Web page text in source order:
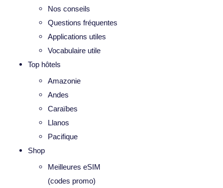
Nos conseils
Questions fréquentes
Applications utiles
Vocabulaire utile
Top hôtels
Amazonie
Andes
Caraïbes
Llanos
Pacifique
Shop
Meilleures eSIM
(codes promo)